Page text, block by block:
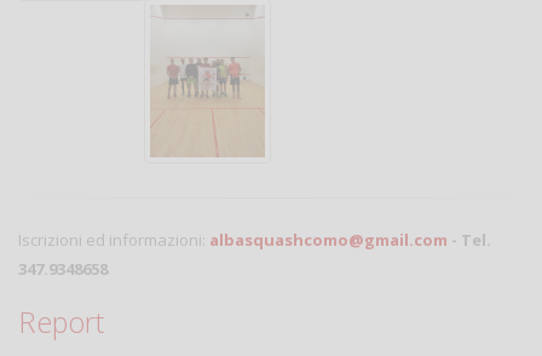
Iscrizioni ed informazioni: albasquashcomo@gmail.com - Tel.
347.9348658
Report